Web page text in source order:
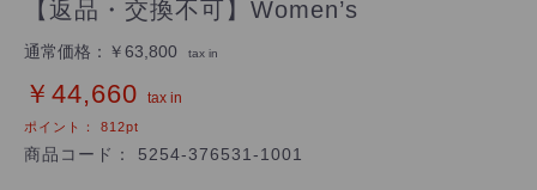
【返品・交換不可】Women’s
通常価格： ￥63,800 tax in
￥44,660 tax in
ポイント： 812pt
商品コード： 5254-376531-1001